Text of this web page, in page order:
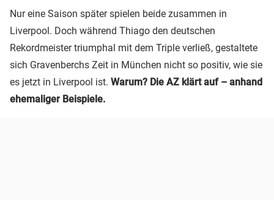
Nur eine Saison später spielen beide zusammen in
Liverpool. Doch während Thiago den deutschen
Rekordmeister triumphal mit dem Triple verließ, gestaltete
sich Gravenberchs Zeit in München nicht so positiv, wie sie
es jetzt in Liverpool ist. Warum? Die AZ klärt auf – anhand
ehemaliger Beispiele.